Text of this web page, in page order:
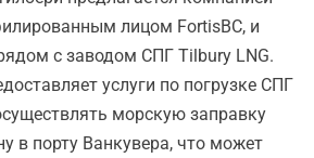
лицом FortisBC, и
с заводом СПГ Tilbury LNG.
услуги по погрузке СПГ
морскую заправку
в порту Ванкувера, что может